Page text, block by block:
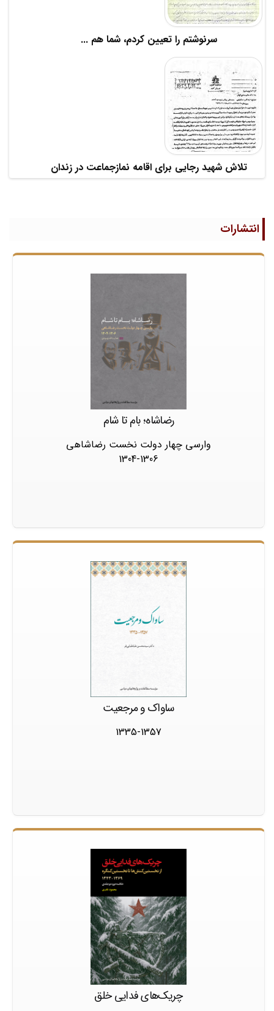
سرنوشتم را تعیین کردم، شما هم ...
تلاش شهید رجایی برای اقامه نمازجماعت در زندان
انتشارات
رضاشاه؛ بام تا شام
وارسی چهار دولت نخست رضاشاهی
1304-1306
ساواک و مرجعیت
1335-1357
چریک‌های فدایی خلق